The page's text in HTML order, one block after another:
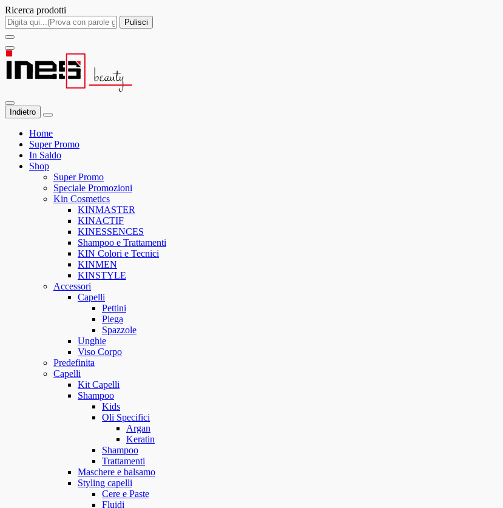
Ricerca prodotti
Pulisci
Indietro
Home
Super Promo
In Saldo
Shop
Super Promo
Speciale Promozioni
Kin Cosmetics
KINMASTER
KINACTIF
KINESSENCES
Shampoo e Trattamenti
KIN Colori e Tecnici
KINMEN
KINSTYLE
Accessori
Capelli
Pettini
Piega
Spazzole
Unghie
Viso Corpo
Predefinita
Capelli
Kit Capelli
Shampoo
Kids
Oli Specifici
Argan
Keratin
Shampoo
Trattamenti
Maschere e balsamo
Styling capelli
Cere e Paste
Fluidi